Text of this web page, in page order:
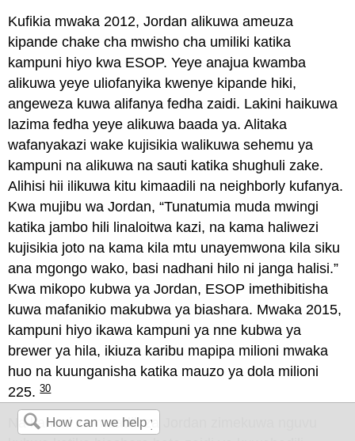
Kufikia mwaka 2012, Jordan alikuwa ameuza
kipande chake cha mwisho cha umiliki katika
kampuni hiyo kwa ESOP. Yeye anajua kwamba
alikuwa yeye uliofanyika kwenye kipande hiki,
angeweza kuwa alifanya fedha zaidi. Lakini haikuwa
lazima fedha yeye alikuwa baada ya. Alitaka
wafanyakazi wake kujisikia walikuwa sehemu ya
kampuni na alikuwa na sauti katika shughuli zake.
Alihisi hii ilikuwa kitu kimaadili na neighborly kufanya.
Kwa mujibu wa Jordan, “Tunatumia muda mwingi
katika jambo hili linaloitwa kazi, na kama haliwezi
kujisikia joto na kama kila mtu unayemwona kila siku
ana mgongo wako, basi nadhani hilo ni janga halisi.”
Kwa mikopo kubwa ya Jordan, ESOP imethibitisha
kuwa mafanikio makubwa ya biashara. Mwaka 2015,
kampuni hiyo ikawa kampuni ya nne kubwa ya
brewer ya hila, ikiuza karibu mapipa milioni mwaka
huo na kuunganisha katika mauzo ya dola milioni
225.30
Na kanuni za maadili za Jordan zimekuwa nguvu